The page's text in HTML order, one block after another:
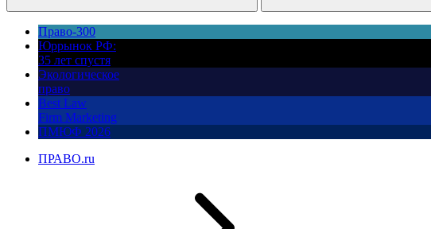
Право-300
Юррынок РФ:
35 лет спустя
Экологическое
право
Best Law
Firm Marketing
ПМЮФ 2026
ПРАВО.ru